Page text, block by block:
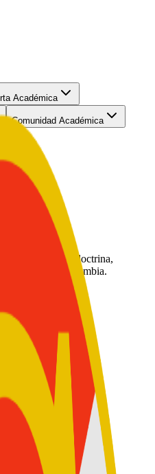
Académica
Comunidad Académica
Formación, doctrina,
servicio de Colombia.
D.C, Colombia